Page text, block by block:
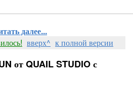
далее...
вверх^ к полной версии
от QUAIL STUDIO с